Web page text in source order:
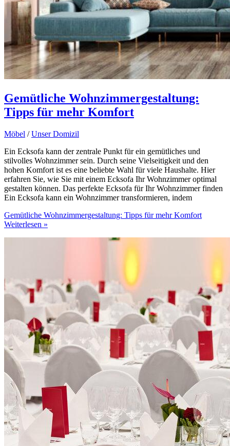
Gemütliche Wohnzimmergestaltung:
Tipps für mehr Komfort
Möbel /Unser Domizil
Ein Ecksofa kann der zentrale Punkt für ein gemütliches und
stilvolles Wohnzimmer sein. Durch seine Vielseitigkeit und den
hohen Komfort ist es eine beliebte Wahl für viele Haushalte. Hier
erfahren Sie, wie Sie mit einem Ecksofa Ihr Wohnzimmer optimal
gestalten können. Das perfekte Ecksofa für Ihr Wohnzimmer finden
Ein Ecksofa kann ein Wohnzimmer transformieren, indem
Gemütliche Wohnzimmergestaltung: Tipps für mehr Komfort
Weiterlesen »